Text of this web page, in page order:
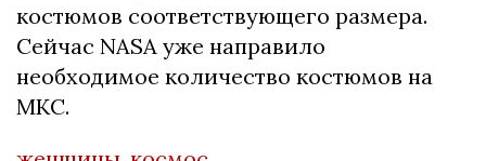
костюмов соответствующего размера.
Сейчас NASA уже направило
необходимое количество костюмов на
МКС.